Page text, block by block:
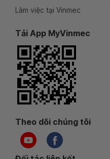
Làm việc tại Vinmec
Tải App MyVinmec
Theo dõi chúng tôi